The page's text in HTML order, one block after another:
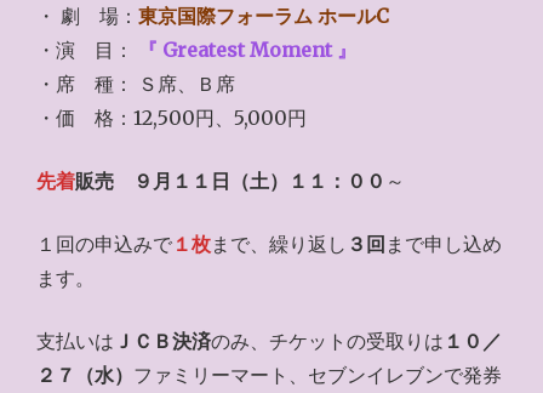
・ 劇 場： 東京国際フォーラム ホールC
・演 目：
『 Greatest Moment 』
・席 種： Ｓ席、Ｂ席
・価 格：12,500円、5,000円
先着販売 ９月１１日（土）１１：００ ～
１回の申込みで １枚まで、繰り返し ３回 まで申し込め
ます。
支払いは ＪＣＢ決済のみ、チケットの受取りは １０／
２７（水） ファミリーマート、セブンイレブンで発券